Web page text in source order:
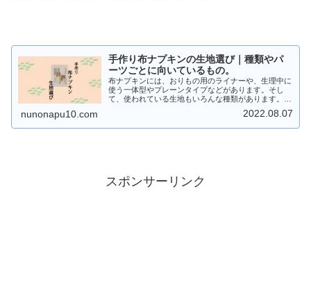
手作り布ナプキンの生地選び｜種類やパ
ーツごとに向いているもの。
布ナプキンには、おりもの用のライナーや、生理中に
使う一体型やプレーンタイプなどがあります。そし
て、使われている生地もいろんな種類があります。ネ
ら、ダブルガーゼや薄手のニットのように、おりもの
nunonapu10.com 2022.08.07
スポンサーリンク